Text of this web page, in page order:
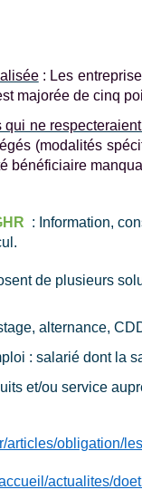
: Les
majorée de cinq
qui ne
(modalités
bénéficiaire
: Information,
de plusieurs
alternance,
: salarié dont la
et/ou service
articles/obligation/
actualites/